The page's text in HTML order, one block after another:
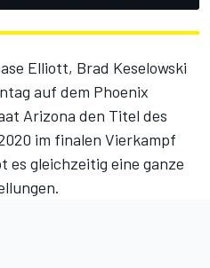
Elliott, Brad Keselowski
auf dem Phoenix
Arizona den Titel des
im finalen Vierkampf
es gleichzeitig eine ganze